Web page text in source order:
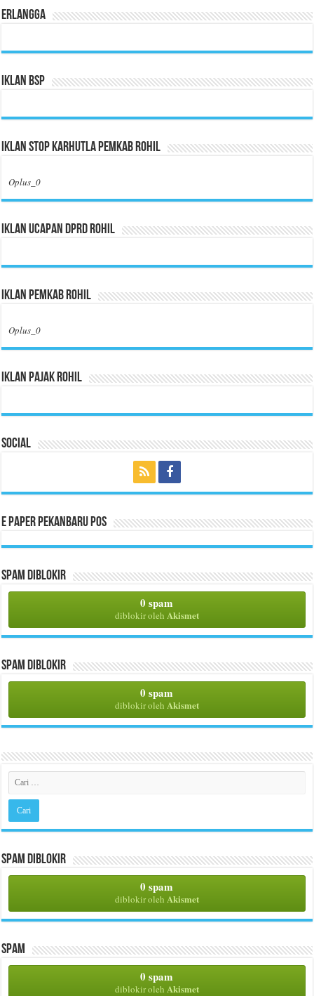
Erlangga
Iklan BSP
Iklan Stop Karhutla Pemkab Rohil
Oplus_0
Iklan Ucapan DPRD Rohil
Iklan Pemkab Rohil
Oplus_0
Iklan Pajak Rohil
Social
E Paper Pekanbaru Pos
Spam Diblokir
0 spam
diblokir oleh Akismet
Spam Diblokir
0 spam
diblokir oleh Akismet
Spam Diblokir
0 spam
diblokir oleh Akismet
Spam
0 spam
diblokir oleh Akismet